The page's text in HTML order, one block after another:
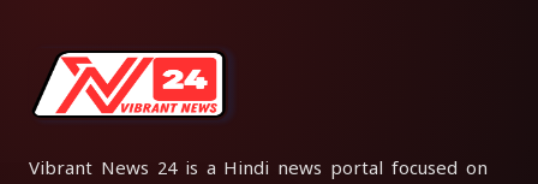
Vibrant News 24 is a Hindi news portal focused on